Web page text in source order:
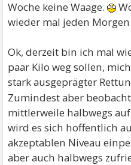
Woche keine Waage.
wieder mal jeden
Ok, derzeit bin ich mal
paar Kilo weg sollen,
stark ausgeprägter
Zumindest aber
mittlerweile halbwegs
wird es sich hoffentlich
akzeptablen Niveau
aber auch halbwegs